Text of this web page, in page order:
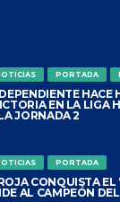
PORTADA
HACE
EN LA LIGA
JORNADA 2
PORTADA
CONQUISTA EL
AL CAMPEÓN